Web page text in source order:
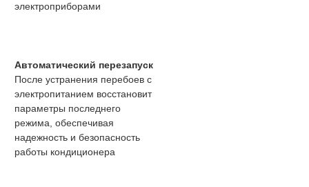
электроприборами
Автоматический перезапуск
После устранения перебоев с
электропитанием восстановит
параметры последнего
режима, обеспечивая
надежность и безопасность
работы кондиционера